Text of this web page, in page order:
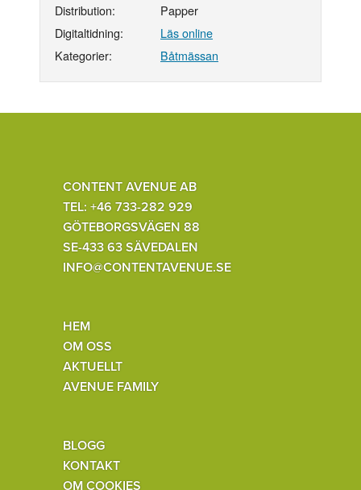
Distribution:
Papper
Digitaltidning:
Läs online
Kategorier:
Båtmässan
CONTENT AVENUE AB
TEL: +46 733-282 929
GÖTEBORGSVÄGEN 88
SE-433 63 SÄVEDALEN
INFO@CONTENTAVENUE.SE
HEM
OM OSS
AKTUELLT
AVENUE FAMILY
BLOGG
KONTAKT
OM COOKIES